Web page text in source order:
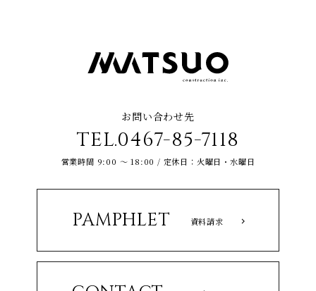
お問い合わせ先
TEL.0467-85-7118
営業時間 9:00 ～ 18:00 / 定休日：火曜日・水曜日
PAMPHLET 資料請求